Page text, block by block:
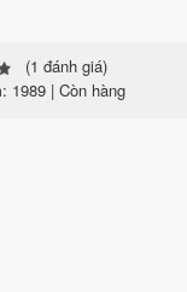
(1 đánh giá)
1989 | Còn hàng